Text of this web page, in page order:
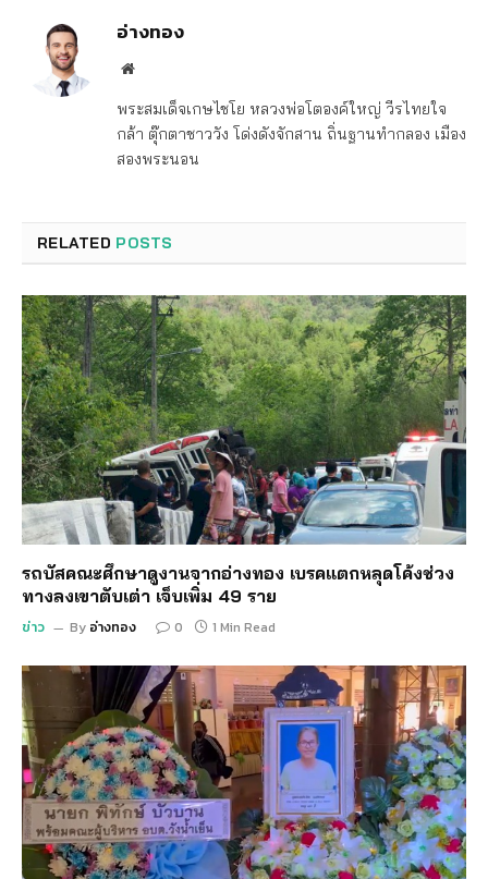
อ่างทอง
Website
พระสมเด็จเกษไชโย หลวงพ่อโตองค์ใหญ่ วีรไทยใจ
กล้า ตุ๊กตาชาววัง โด่งดังจักสาน ถิ่นฐานทำกลอง เมือง
สองพระนอน
RELATED POSTS
รถบัสคณะศึกษาดูงานจากอ่างทอง เบรคแตกหลุดโค้งช่วง
ทางลงเขาตับเต่า เจ็บเพิ่ม 49 ราย
ข่าว By อ่างทอง 0 1 Min Read